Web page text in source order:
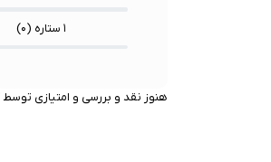
۱ ستاره ( ۰)
هنوز نقد و بررسی و امتیازی